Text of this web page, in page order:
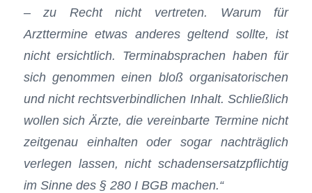
– zu Recht nicht vertreten. Warum für
Arzttermine etwas anderes geltend sollte, ist
nicht ersichtlich. Terminabsprachen haben für
sich genommen einen bloß organisatorischen
und nicht rechtsverbindlichen Inhalt. Schließlich
wollen sich Ärzte, die vereinbarte Termine nicht
zeitgenau einhalten oder sogar nachträglich
verlegen lassen, nicht schadensersatzpflichtig
im Sinne des § 280 I BGB machen.“